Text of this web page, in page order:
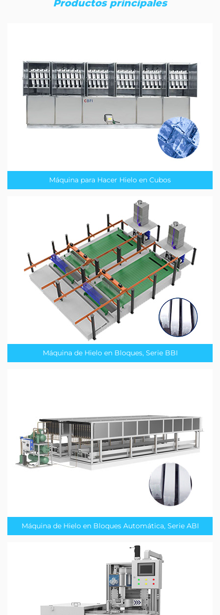
Productos principales
Máquina para Hacer Hielo en Cubos
Máquina de Hielo en Bloques, Serie BBI
Máquina de Hielo en Bloques Automática, Serie ABI